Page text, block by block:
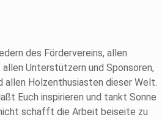
des Fördervereins, allen
allen Unterstützern und Sponsoren,
allen Holzenthusiasten dieser Welt.
Euch inspirieren und tankt Sonne
schafft die Arbeit beiseite zu